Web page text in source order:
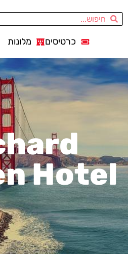
כרטיסים מלונות
Hotel